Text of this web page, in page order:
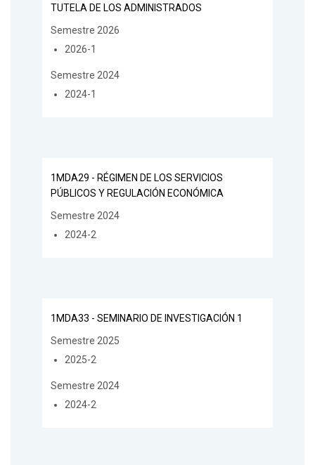
TUTELA DE LOS ADMINISTRADOS
Semestre 2026
2026-1
Semestre 2024
2024-1
1MDA29 - RÉGIMEN DE LOS SERVICIOS
PÚBLICOS Y REGULACIÓN ECONÓMICA
Semestre 2024
2024-2
1MDA33 - SEMINARIO DE INVESTIGACIÓN 1
Semestre 2025
2025-2
Semestre 2024
2024-2